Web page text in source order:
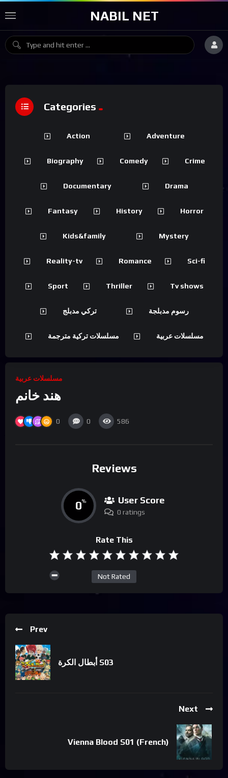
NABIL NET
مسلسلات عربية
هند خانم
0 0 586
Reviews
0% User Score
0 ratings
Rate This
Not Rated
Prev
أبطال الكرة S03
Next
Vienna Blood S01 (French)
Categories
Action Adventure
Biography Comedy Crime
Documentary Drama
Fantasy History Horror
Kids&family Mystery
Reality-tv Romance Sci-fi
Sport Thriller Tv shows
تركي مدبلج رسوم مدبلجة
مسلسلات تركية مترجمة مسلسلات عربية